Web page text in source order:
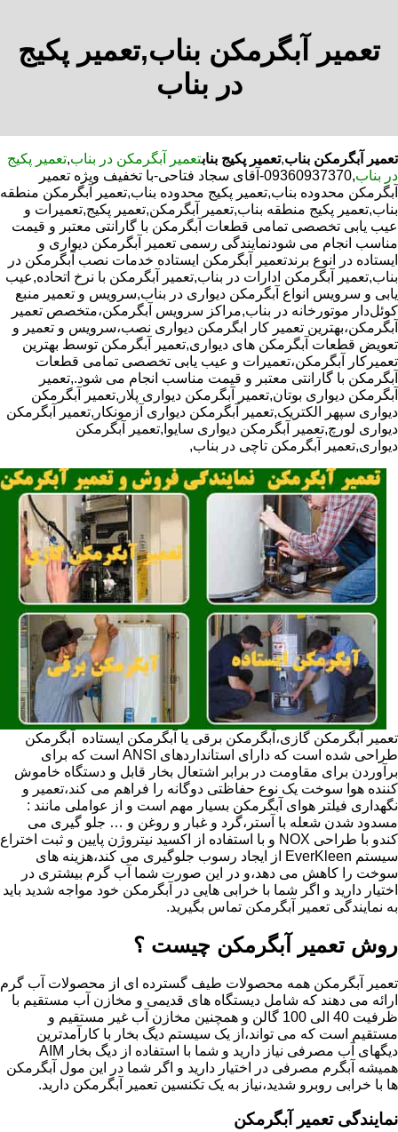
تعمیر آبگرمکن بناب,تعمیر پکیج
در بناب
تعمیر آبگرمکن بناب,تعمیر پکیج بنابتعمیر آبگرمکن در بناب,تعمیر پکیج
در بناب
,09360937370-آقای سجاد فتاحی-با تخفیف ویژه تعمیر
آبگرمکن محدوده بناب,تعمیر پکیج محدوده بناب,تعمیر آبگرمکن منطقه
بناب,تعمیر پکیج منطقه بناب,تعمیر آبگرمکن,تعمیر پکیج,تعمیرات و
عیب یابی تخصصی تمامی قطعات آبگرمکن با گارانتی معتبر و قیمت
مناسب انجام می شودنمایندگی رسمی تعمیر آبگرمکن دیواری و
ایستاده در انوع برندتعمیر آبگرمکن ایستاده خدمات نصب آبگرمکن در
بناب,تعمیر آبگرمکن ادارات در بناب,تعمیر آبگرمکن با نرخ اتحاده,عیب
یابی و سرویس انواع آبگرمکن دیواری در بناب,سرویس و تعمیر منبع
کوئل‌دار موتورخانه در بناب,مراکز سرویس آبگرمکن،متخصص تعمیر
آبگرمکن،بهترین تعمیر کار ابگرمکن دیواری نصب،سرویس و تعمیر و
تعویض قطعات آبگرمکن های دیواری,تعمیر آبگرمکن توسط بهترین
تعمیرکار آبگرمکن،تعمیرات و عیب یابی تخصصی تمامی قطعات
آبگرمکن با گارانتی معتبر و قیمت مناسب انجام می شود.,تعمیر
آبگرمکن دیواری بوتان,تعمیر آبگرمکن دیواری پلار,تعمیر آبگرمکن
دیواری سپهر الکتریک,تعمیر آبگرمکن دیواری آزمونکار,تعمیر آبگرمکن
دیواری لورچ,تعمیر آبگرمکن دیواری سایوا,تعمیر آبگرمکن
دیواری,تعمیر آبگرمکن تاچی در بناب,
تعمیر آبگرمکن گازی،آبگرمکن برقی یا آبگرمکن ایستاده ​ آبگرمکن
طراحی شده است که دارای استانداردهای ANSI است که برای
برآوردن برای مقاومت در برابر اشتعال بخار قابل و دستگاه خاموش
کننده هوا سوخت یک نوع حفاظتی دوگانه را فراهم می کند،تعمیر و
نگهداری فیلتر هوای آبگرمکن بسیار مهم است و از عواملی مانند :
مسدود شدن شعله با آستر،گرد و غبار و روغن و … جلو گیری می
کندو با طراحی NOX و با استفاده از اکسید نیتروژن پایین و ثبت اختراع
سیستم EverKleen از ایجاد رسوب جلوگیری می کند،هزینه های
سوخت را کاهش می دهد،و در این صورت شما آب گرم بیشتری در
اختیار دارید و اگر شما با خرابی هایی در آبگرمکن خود مواجه شدید باید
به نمایندگی تعمیر آبگرمکن تماس بگیرید.
روش تعمیر آبگرمکن چیست ؟
تعمیر آبگرمکن همه محصولات طیف گسترده ای از محصولات آب گرم
ارائه می دهند که شامل دیستگاه های قدیمی و مخازن آب مستقیم با
ظرفیت 40 الی 100 گالن و همچنین مخازن آب غیر مستقیم و
مستقیم است که می تواند،از یک سیستم دیگ بخار با کارآمدترین
دیگهای آب مصرفی نیاز دارید و شما با استفاده از دیگ بخار AIM
همیشه آبگرم مصرفی در اختیار دارید و اگر شما در این مول آبگرمکن
ها با خرابی روبرو شدید،نیاز به یک تکنسین تعمیر آبگرمکن دارید.
نمایندگی تعمیر آبگرمکن